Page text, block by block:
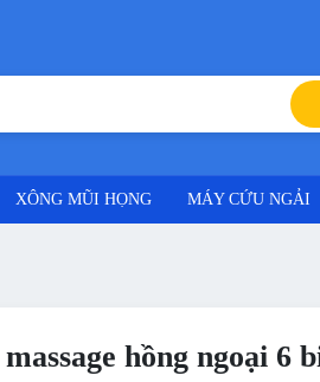
XÔNG MŨI HỌNG MÁY CỨU NGẢI
hồng ngoại 6